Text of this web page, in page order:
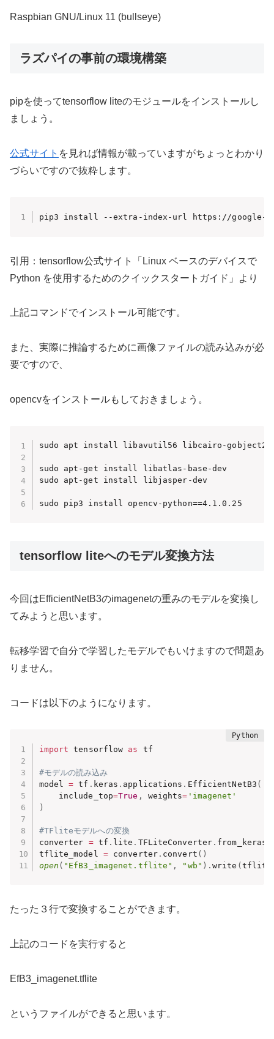
Raspbian GNU/Linux 11 (bullseye)
ラズパイの事前の環境構築
pipを使ってtensorflow liteのモジュールをインストールし
ましょう。
公式サイト を見れば情報が載っていますがちょっとわかり
づらいですので抜粋します。
pip3 install --extra-index-url https://google-
引用：tensorflow公式サイト「Linux ベースのデバイスで
Python を使用するためのクイックスタートガイド」より
上記コマンドでインストール可能です。
また、実際に推論するために画像ファイルの読み込みが必
要ですので、
opencvをインストールもしておきましょう。
sudo apt install libavutil56 libcairo-gobject2
sudo apt-get install libatlas-base-dev
sudo apt-get install libjasper-dev
sudo pip3 install opencv-python==4.1.0.25
tensorflow liteへのモデル変換方法
今回はEfficientNetB3のimagenetの重みのモデルを変換し
てみようと思います。
転移学習で自分で学習したモデルでもいけますので問題あ
りません。
コードは以下のようになります。
import tensorflow as tf
#モデルの読み込み
model = tf . keras . applications . EfficientNetB3 (
    include_top
=True , weights= 'imagenet'
)
#TFliteモデルへの変換
converter = tf . lite . TFLiteConverter .
tflite_model = converter. convert ( )
open ( "EfB3_imagenet.tflite" , "wb" ) .write (
たった３行で変換することができます。
上記のコードを実行すると
EfB3_imagenet.tflite
というファイルができると思います。